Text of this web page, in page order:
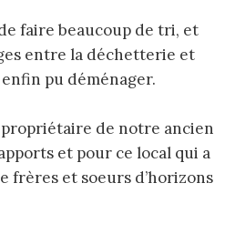
faire beaucoup de tri, et
entre la déchetterie et
pu déménager.
de notre ancien
et pour ce local qui a
frères et soeurs d’horizons